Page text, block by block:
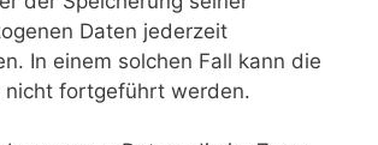
Daten jederzeit
In einem solchen Fall kann die
nicht fortgeführt werden.